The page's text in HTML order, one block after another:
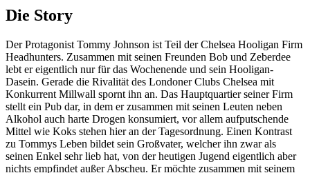
Die Story
Der Protagonist Tommy Johnson ist Teil der Chelsea Hooligan Firm
Headhunters. Zusammen mit seinen Freunden Bob und Zeberdee
lebt er eigentlich nur für das Wochenende und sein Hooligan-
Dasein. Gerade die Rivalität des Londoner Clubs Chelsea mit
Konkurrent Millwall spornt ihn an. Das Hauptquartier seiner Firm
stellt ein Pub dar, in dem er zusammen mit seinen Leuten neben
Alkohol auch harte Drogen konsumiert, vor allem aufputschende
Mittel wie Koks stehen hier an der Tagesordnung. Einen Kontrast
zu Tommys Leben bildet sein Großvater, welcher ihn zwar als
seinen Enkel sehr lieb hat, von der heutigen Jugend eigentlich aber
nichts empfindet außer Abscheu. Er möchte zusammen mit seinem